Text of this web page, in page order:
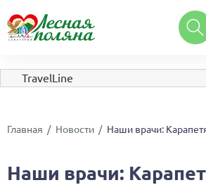
Размер шрифта: А
Обычная версия сайта
TravelLine
Главная Новости Наши врачи:
Наши врачи: